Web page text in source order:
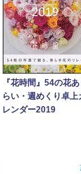
『花時間』54の花あ
らい・週めくり卓上
レンダー2019